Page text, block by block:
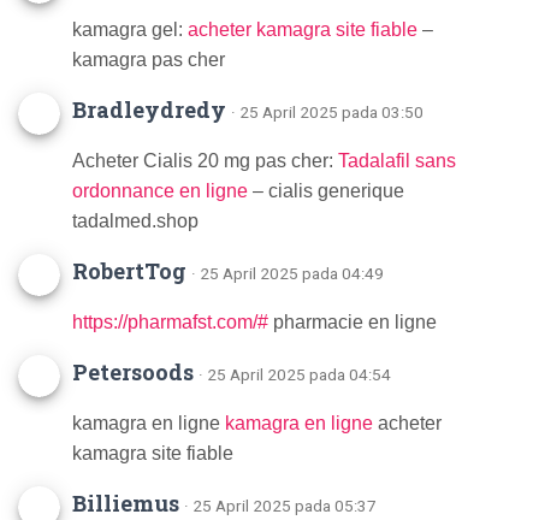
kamagra gel: acheter kamagra site fiable –
kamagra pas cher
Bradleydredy · 25 April 2025 pada 03:50
Acheter Cialis 20 mg pas cher: Tadalafil sans
ordonnance en ligne – cialis generique
tadalmed.shop
RobertTog · 25 April 2025 pada 04:49
https://pharmafst.com/# pharmacie en ligne
Petersoods · 25 April 2025 pada 04:54
kamagra en ligne kamagra en ligne acheter
kamagra site fiable
Billiemus · 25 April 2025 pada 05:37